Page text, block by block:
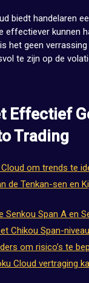
biedt handelaren
effectiever kunnen
het geen
te zijn op de
Effectief
Trading
om trends te
de Tenkan-sen en
Senkou Span A en
Chikou Span-
om risico’s te
Cloud vertraging